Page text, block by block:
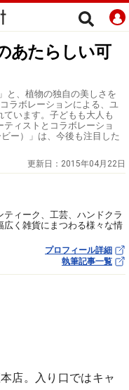
あたらしい可
と、植物の独自の美しさを
ラボレーションによる、ユ
います。子どもも大人も
ィストとコラボレーショ
ー）」は、今後も注目した
更新日： 2015年04月22日
ィーク、工芸、ハンドクラ
広く雑貨にまつわる様々な情
プロフィール詳細
執筆記事一覧
店。入り口ではキャ